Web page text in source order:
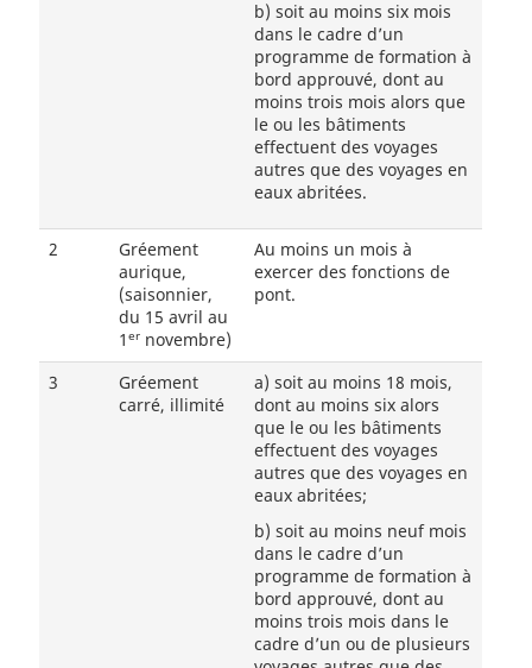
b) soit au moins six mois
dans le cadre d’un
programme de formation à
bord approuvé, dont au
moins trois mois alors que
le ou les bâtiments
effectuent des voyages
autres que des voyages en
eaux abritées.
2
Gréement
aurique,
(saisonnier,
du 15 avril au
1 er novembre)
Au moins un mois à
exercer des fonctions de
pont.
3
Gréement
carré, illimité
a) soit au moins 18 mois,
dont au moins six alors
que le ou les bâtiments
effectuent des voyages
autres que des voyages en
eaux abritées;
b) soit au moins neuf mois
dans le cadre d’un
programme de formation à
bord approuvé, dont au
moins trois mois dans le
cadre d’un ou de plusieurs